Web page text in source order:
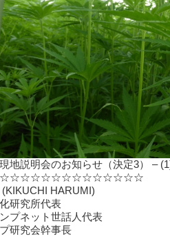
地説明会のお知らせ（決定3） –
HARUMI)
研究所代表
プネット世話人代表
研究会幹事長